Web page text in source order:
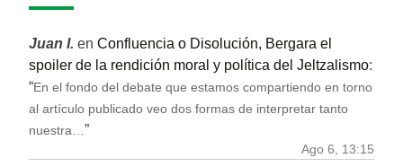
Juan I. en Confluencia o Disolución, Bergara el
spoiler de la rendición moral y política del Jeltzalismo:
“En el fondo del debate que estamos compartiendo en torno
al artículo publicado veo dos formas de interpretar tanto
nuestra… ”
Ago 6, 13:15